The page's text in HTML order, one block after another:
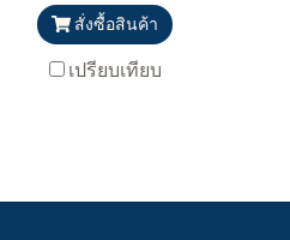
สั่งซื้อสินค้า
เปรียบเทียบ